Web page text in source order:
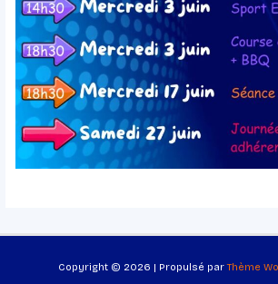
Copyright © 2026 | Propulsé parThème